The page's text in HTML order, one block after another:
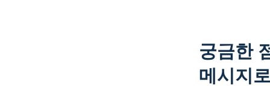
궁금한
메시지